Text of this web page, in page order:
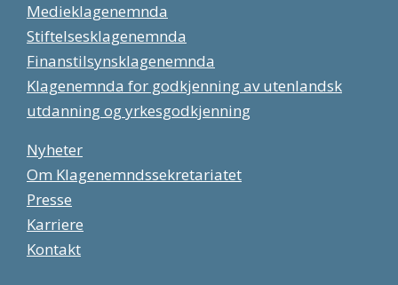
Medieklagenemnda
Stiftelsesklagenemnda
Finanstilsynsklagenemnda
Klagenemnda for godkjenning av utenlandsk
utdanning og yrkesgodkjenning
Nyheter
Om Klagenemndssekretariatet
Presse
Karriere
Kontakt